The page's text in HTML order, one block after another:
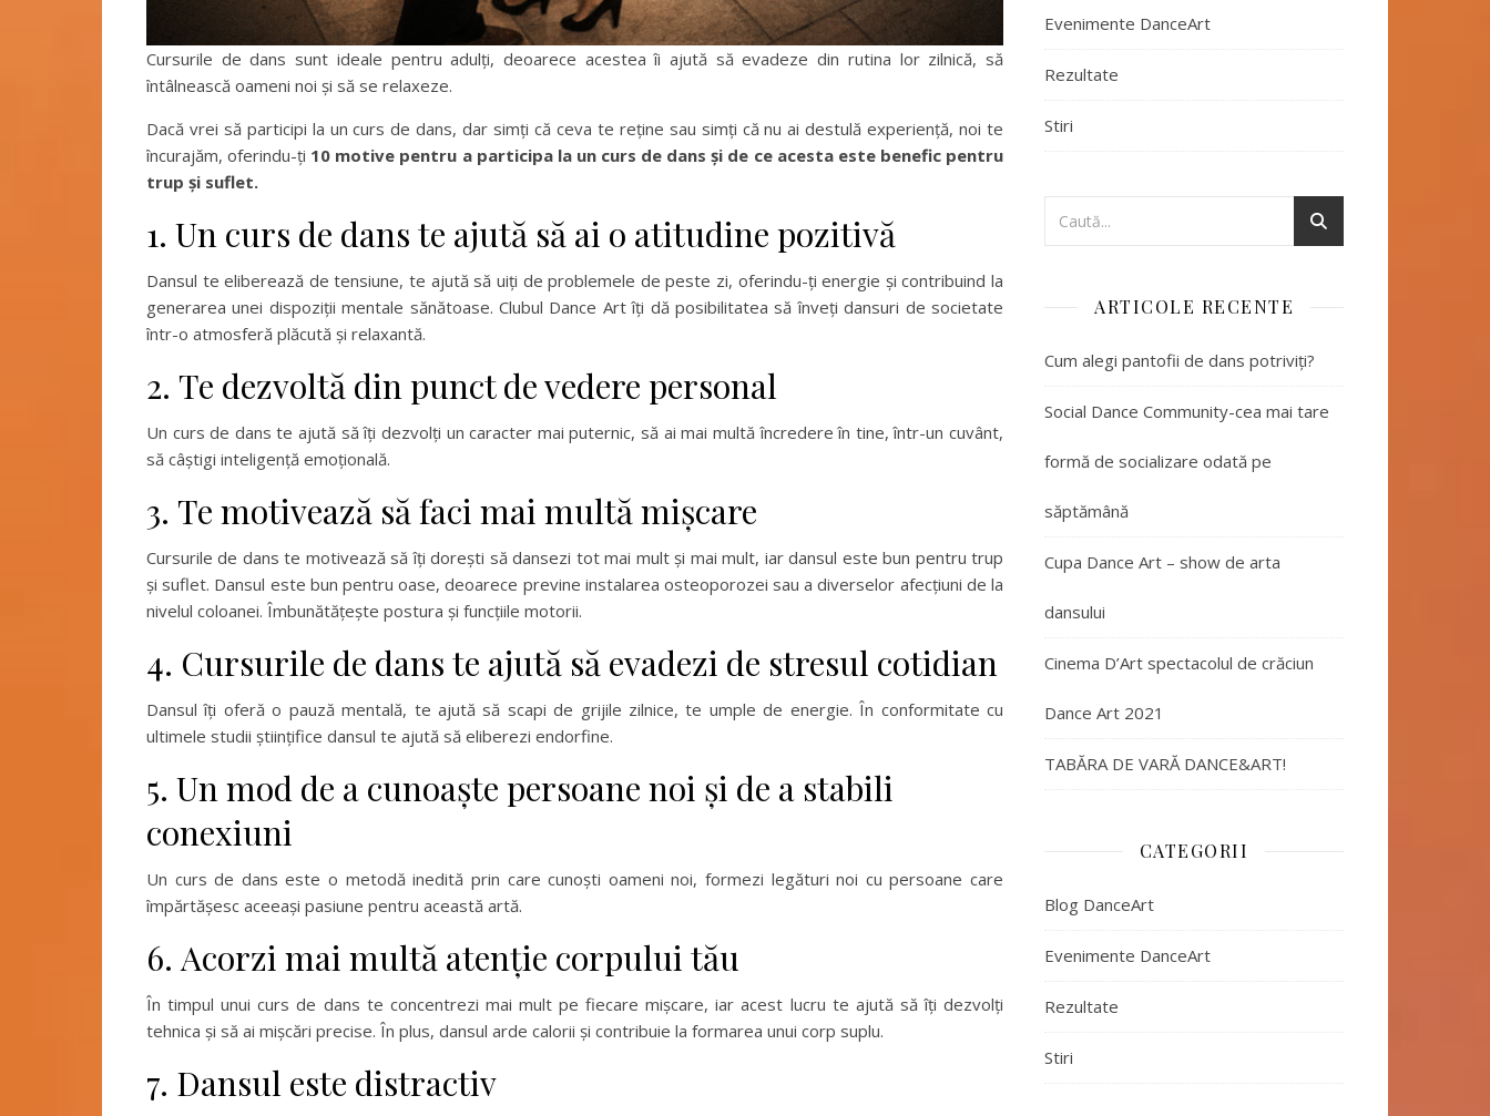
Cursurile de dans sunt ideale pentru adulți, deoarece acestea îi ajută să evadeze din rutina lor zilnică, să
întâlnească oameni noi și să se relaxeze.
Dacă vrei să participi la un curs de dans, dar simți că ceva te reține sau simți că nu ai destulă experiență, noi te
încurajăm, oferindu-ți 10 motive pentru a participa la un curs de dans și de ce acesta este benefic pentru
trup și suflet.
1. Un curs de dans te ajută să ai o atitudine pozitivă
Dansul te eliberează de tensiune, te ajută să uiți de problemele de peste zi, oferindu-ți energie și contribuind la
generarea unei dispoziții mentale sănătoase. Clubul Dance Art îți dă posibilitatea să înveți dansuri de societate
într-o atmosferă plăcută și relaxantă.
2. Te dezvoltă din punct de vedere personal
Un curs de dans te ajută să îți dezvolți un caracter mai puternic, să ai mai multă încredere în tine, într-un cuvânt,
să câștigi inteligență emoțională.
3. Te motivează să faci mai multă mișcare
Cursurile de dans te motivează să îți dorești să dansezi tot mai mult și mai mult, iar dansul este bun pentru trup
și suflet. Dansul este bun pentru oase, deoarece previne instalarea osteoporozei sau a diverselor afecțiuni de la
nivelul coloanei. Îmbunătățește postura și funcțiile motorii.
4. Cursurile de dans te ajută să evadezi de stresul cotidian
Dansul îți oferă o pauză mentală, te ajută să scapi de grijile zilnice, te umple de energie. În conformitate cu
ultimele studii științifice dansul te ajută să eliberezi endorfine.
5. Un mod de a cunoaște persoane noi și de a stabili
conexiuni
Un curs de dans este o metodă inedită prin care cunoști oameni noi, formezi legături noi cu persoane care
împărtășesc aceeași pasiune pentru această artă.
6. Acorzi mai multă atenție corpului tău
În timpul unui curs de dans te concentrezi mai mult pe fiecare mișcare, iar acest lucru te ajută să îți dezvolți
tehnica și să ai mișcări precise. În plus, dansul arde calorii și contribuie la formarea unui corp suplu.
7. Dansul este distractiv
Evenimente DanceArt
Rezultate
Stiri
ARTICOLE RECENTE
Cum alegi pantofii de dans potriviți?
Social Dance Community-cea mai tare
formă de socializare odată pe
săptămână
Cupa Dance Art – show de arta
dansului
Cinema D’Art spectacolul de crăciun
Dance Art 2021
TABĂRA DE VARĂ DANCE&ART!
CATEGORII
Blog DanceArt
Evenimente DanceArt
Rezultate
Stiri